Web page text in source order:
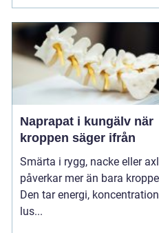
Naprapat i kungälv när
kroppen säger ifrån
Smärta i rygg, nacke eller
påverkar mer än bara
Den tar energi,
lus...